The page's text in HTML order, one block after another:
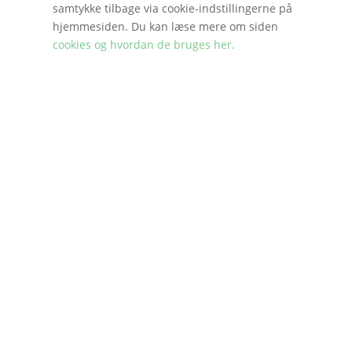
samtykke tilbage via cookie-indstillingerne på
hjemmesiden. Du kan læse mere om siden
cookies og hvordan de bruges her.